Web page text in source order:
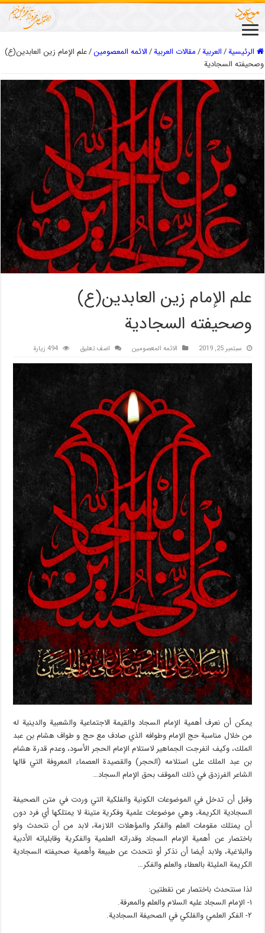
الرئيسية/العربیة/مقالات العربیة/الائمه المعصومين/علم الإمام زين العابدين(ع)
وصحيفته السجادية
علم الإمام زين العابدين(ع)
وصحيفته السجادية
سبتمبر 25, 2019 الائمه المعصومين اضف تعليق 494 زيارة
يمكن أن نعرف أهمية الإمام السجاد والقيمة الاجتماعية والشعبية والدينية له
من خلال مناسبة حج الإمام وطوافه الذي صادف مع حج و طواف هشام بن عبد
الملك، وكيف انفرجت الجماهير لاستلام الإمام الحجر الأسود، وعدم قدرة هشام
بن عبد الملك على استلامه (الحجر) والقصيدة العصماء المعروفة التي قالها
الشاعر الفرزدق في ذلك الموقف بحق الإمام السجاد…
وقبل أن تدخل في الموضوعات الكونية والفلكية التي وردت في متن الصحيفة
السجادية الكريمة، وهي موضوعات علمية وفكرية متينة لا يمتلكها أي فرد دون
أن يمتلك مقومات العلم والفكر والمؤهلات اللازمة، لابد من أن نتحدث ولو
باختصار عن أهمية الإمام السجاد وقدراته العلمية والفكرية وقابلياته الأدبية
والبلاغية، ولابد أيضا أن نذكر أو نتحدث عن طبيعة وأهمية صحيفته السجادية
الكريمة المليئة بالعطاء والعلم والفكر…
لذا سنتحدث باختصار عن نقطتين:
١- الإمام السجاد عليه السلام والعلم والمعرفة.
۲- الفكر العلمي والفلكي في الصحيفة السجادية.